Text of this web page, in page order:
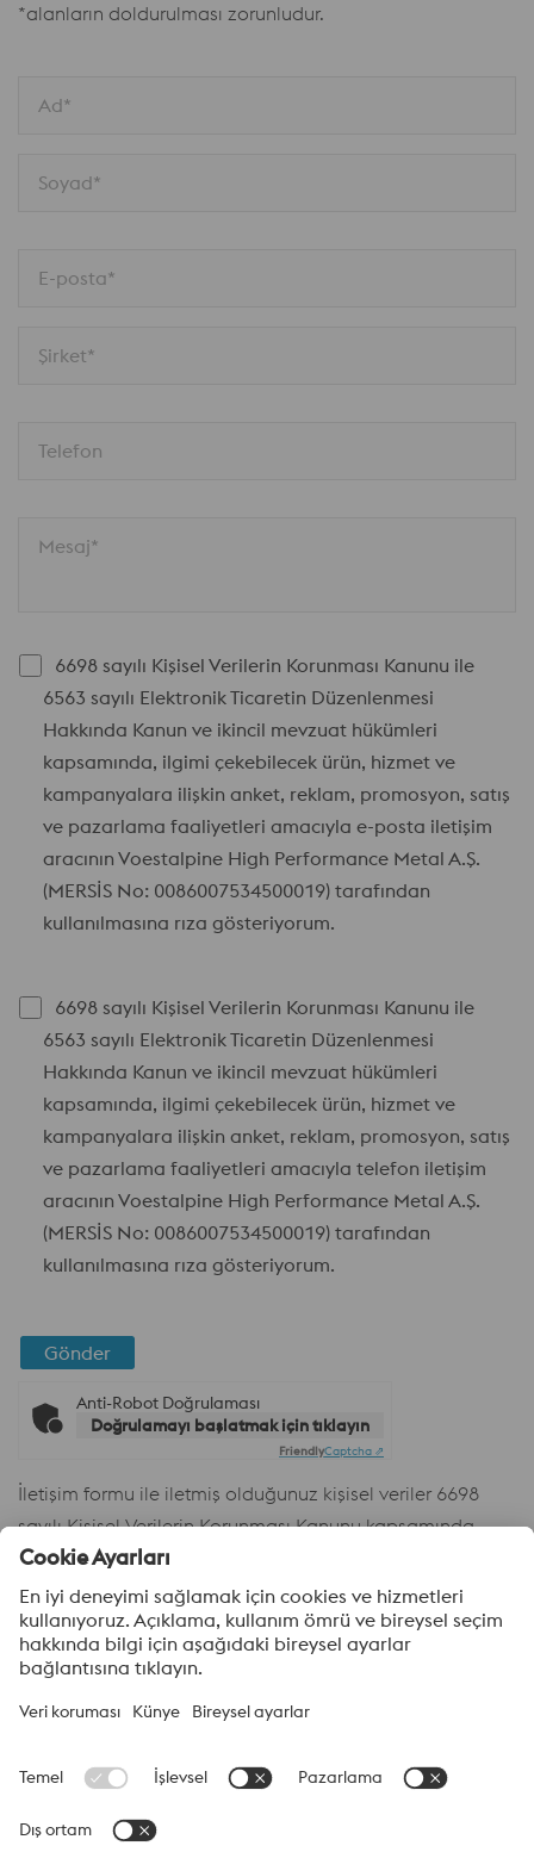
*alanların doldurulması zorunludur.
Ad*
Soyad*
E-posta*
Şirket*
Telefon
Mesaj*
6698 sayılı Kişisel Verilerin Korunması Kanunu ile
6563 sayılı Elektronik Ticaretin Düzenlenmesi
Hakkında Kanun ve ikincil mevzuat hükümleri
kapsamında, ilgimi çekebilecek ürün, hizmet ve
kampanyalara ilişkin anket, reklam, promosyon, satış
ve pazarlama faaliyetleri amacıyla e-posta iletişim
aracının Voestalpine High Performance Metal A.Ş.
(MERSİS No: 0086007534500019) tarafından
kullanılmasına rıza gösteriyorum.
6698 sayılı Kişisel Verilerin Korunması Kanunu ile
6563 sayılı Elektronik Ticaretin Düzenlenmesi
Hakkında Kanun ve ikincil mevzuat hükümleri
kapsamında, ilgimi çekebilecek ürün, hizmet ve
kampanyalara ilişkin anket, reklam, promosyon, satış
ve pazarlama faaliyetleri amacıyla telefon iletişim
aracının Voestalpine High Performance Metal A.Ş.
(MERSİS No: 0086007534500019) tarafından
kullanılmasına rıza gösteriyorum.
Gönder
Anti-Robot Doğrulaması
Doğrulamayı başlatmak için tıklayın
FriendlyCaptcha ⇗
İletişim formu ile iletmiş olduğunuz kişisel veriler 6698
sayılı Kişisel Verilerin Korunması Kanunu kapsamında
Şirketimiz voestalpine High Performance Metal A.Ş.
tarafından işlenmektedir. Aydınlatma
Metnineburadanulaşabilirsiniz.
voestalpine High Performance Metal A.Ş., voestalpine High
firmasıdır. Bölümümüz, teknolojik açıdan zorlu ürün segmentlerine